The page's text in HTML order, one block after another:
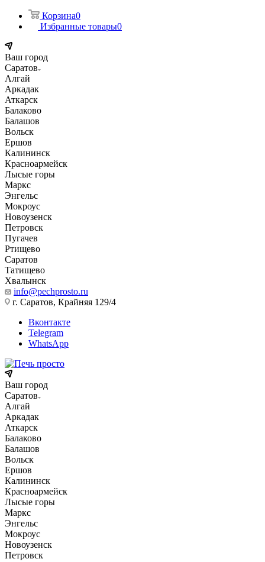
Корзина0
Избранные товары0
Ваш город
Саратов
Алгай
Аркадак
Аткарск
Балаково
Балашов
Вольск
Ершов
Калининск
Красноармейск
Лысые горы
Маркс
Энгельс
Мокроус
Новоузенск
Петровск
Пугачев
Ртищево
Саратов
Татищево
Хвалынск
info@pechprosto.ru
г. Саратов, Крайняя 129/4
Вконтакте
Telegram
WhatsApp
Ваш город
Саратов
Алгай
Аркадак
Аткарск
Балаково
Балашов
Вольск
Ершов
Калининск
Красноармейск
Лысые горы
Маркс
Энгельс
Мокроус
Новоузенск
Петровск